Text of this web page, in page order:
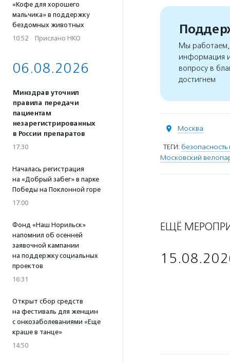
«Кофе для хорошего
мальчика» в поддержку
бездомных животных
10:52 · Прислано НКО
06.08.2026
Минздрав уточнил
правила передачи
пациентам
незарегистрированных
в России препаратов
17:30
Началась регистрация
на «Добрый забег» в парке
Победы на Поклонной горе
17:00
Фонд «Наш Норильск»
напомнил об осенней
заявочной кампании
на поддержку социальных
проектов
16:31
Открыт сбор средств
на фестиваль для женщин
с онкозаболеваниями «Еще
краше в танце»
14:50
Мы работаем,
информация
вопросу в
достигнем
Москва
ТЕГИ:
Московский
ЕЩЁ